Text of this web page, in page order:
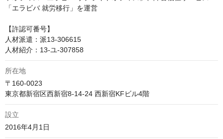
「エラビバ 就労移行」を運営
【許認可番号】
人材派遣：派13-306615
人材紹介：13-ユ-307858
所在地
〒160-0023
東京都新宿区西新宿8-14-24 西新宿KFビル4階
設立
2016年4月1日